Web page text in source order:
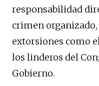
responsabilidad
crimen
extorsiones como
los linderos del
Gobierno.